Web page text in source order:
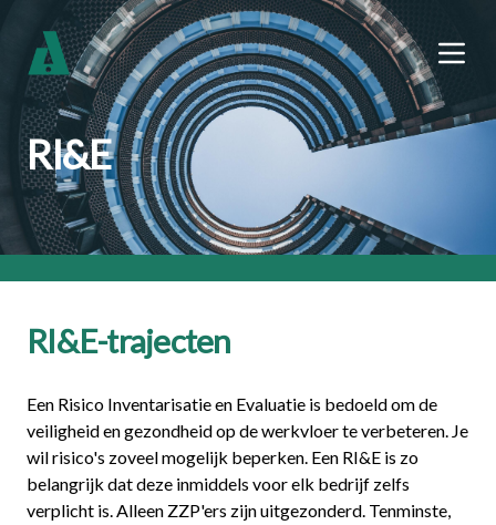
RI&E
RI&E-trajecten
Een Risico Inventarisatie en Evaluatie is bedoeld om de
veiligheid en gezondheid op de werkvloer te verbeteren. Je
wil risico's zoveel mogelijk beperken. Een RI&E is zo
belangrijk dat deze inmiddels voor elk bedrijf zelfs
verplicht is. Alleen ZZP'ers zijn uitgezonderd. Tenminste,